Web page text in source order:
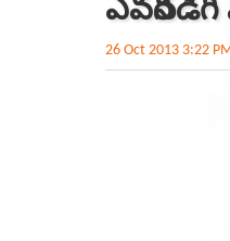
26 Oct 2013 3:22 PM